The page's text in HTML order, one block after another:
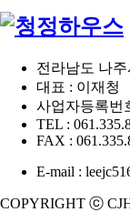
전라남도 나
대표 : 이재청
사업자등록번
TEL :
FAX :
E-mail :
COPYRIGHT ⓒ